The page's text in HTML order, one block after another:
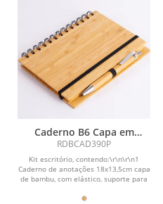
Caderno B6 Capa em
Bambu com caneta
(18x13cm)
RDBCAD390P
Kit escritório, contendo:\r\n\r\n1
Caderno de anotações 18x13,5cm capa
de bambu, com elástico, suporte para